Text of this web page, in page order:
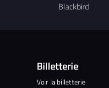
Blackbird
Billetterie
Voir la billetterie